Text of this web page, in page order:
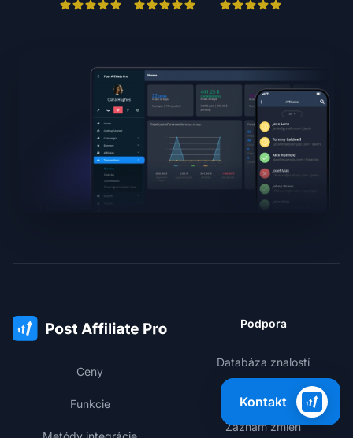
Ceny
Funkcie
Podpora
Databáza znalostí
Členská oblasť
Záznam zmien
Kontakt